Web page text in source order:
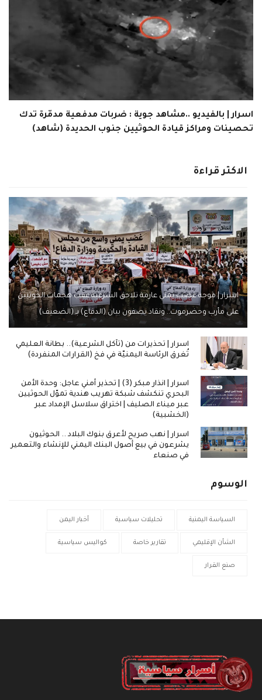
اسرار | بالفيديو ..مشاهد جوية : ضربات مدفعية مدمّرة تدك
تحصينات ومراكز قيادة الحوثيين جنوب الحديدة (شاهد)
الاكثر قراءة
اسرار | موجة غضب يمني عارمة تلاحق الشرعية عقب هجمات الحوثيين
على مأرب وحضرموت.. ونقاد يصفون بيان (الدفاع) بـ (الضعيف)
اسرار | تحذيرات من (تآكل الشرعية).. بطانة العليمي
تُغرق الرئاسة اليمنيّة في فخ (القرارات المنفردة)
اسرار | انذار مبكر (3) | تحذير أمني عاجل: وحدة الأمن
البحري تنكشف شبكة تهريب هندية تموّل الحوثيين
عبر ميناء الصليف | اختراق سلاسل الإمداد عبر
(الخشبية)
اسرار | نهب صريح لأعرق بنوك البلاد .. الحوثيون
يشرعون في بيع أصول البنك اليمني للإنشاء والتعمير
في صنعاء
الوسوم
السياسة اليمنية تحليلات سياسية أخبار اليمن
الشأن الإقليمي تقارير خاصة كواليس سياسية
صنع القرار